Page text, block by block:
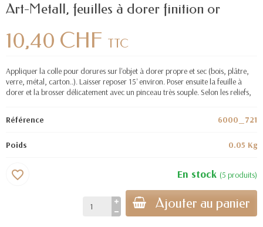
Art-Metall, feuilles à dorer finition or
10,40 CHF TTC
Appliquer la colle pour dorures sur l'objet à dorer propre et sec (bois, plâtre,
verre, métal, carton..). Laisser reposer 15' environ. Poser ensuite la feuille à
dorer et la brosser délicatement avec un pinceau très souple. Selon les reliefs,
Référence 6000_721
Poids 0.05 Kg
En stock (5 produits)
Ajouter au panier
favorite_border